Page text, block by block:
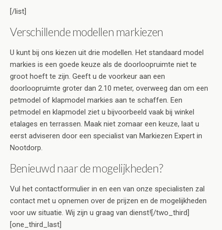
[/list]
Verschillende modellen markiezen
U kunt bij ons kiezen uit drie modellen. Het standaard model
markies is een goede keuze als de doorloopruimte niet te
groot hoeft te zijn. Geeft u de voorkeur aan een
doorloopruimte groter dan 2.10 meter, overweeg dan om een
petmodel of klapmodel markies aan te schaffen. Een
petmodel en klapmodel ziet u bijvoorbeeld vaak bij winkel
etalages en terrassen. Maak niet zomaar een keuze, laat u
eerst adviseren door een specialist van Markiezen Expert in
Nootdorp.
Benieuwd naar de mogelijkheden?
Vul het contactformulier in en een van onze specialisten zal
contact met u opnemen over de prijzen en de mogelijkheden
voor uw situatie. Wij zijn u graag van dienst![/two_third]
[one_third_last]